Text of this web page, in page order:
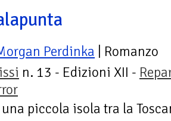
Perdinka | Romanzo
n. 13 - Edizioni XII -
una piccola isola tra la